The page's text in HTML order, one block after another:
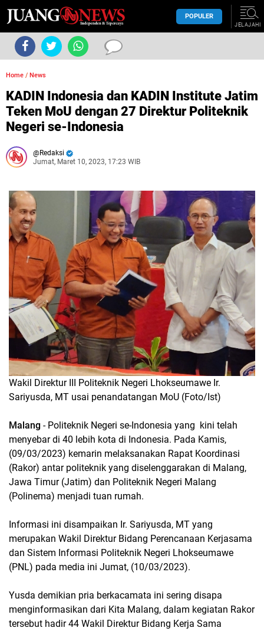
POPULER
JELAJAHI
Home / News
KADIN Indonesia dan KADIN Institute Jatim
Teken MoU dengan 27 Direktur Politeknik
Negeri se-Indonesia
Redaksi
Jumat, Maret 10, 2023, 17:23 WIB
Wakil Direktur III Politeknik Negeri Lhokseumawe Ir.
Sariyusda, MT usai penandatangan MoU (Foto/Ist)
Malang - Politeknik Negeri se-Indonesia yang kini telah
menyebar di 40 lebih kota di Indonesia. Pada Kamis,
(09/03/2023) kemarin melaksanakan Rapat Koordinasi
(Rakor) antar politeknik yang diselenggarakan di Malang,
Jawa Timur (Jatim) dan Politeknik Negeri Malang
(Polinema) menjadi tuan rumah.
Informasi ini disampaikan Ir. Sariyusda, MT yang
merupakan Wakil Direktur Bidang Perencanaan Kerjasama
dan Sistem Informasi Politeknik Negeri Lhokseumawe
(PNL) pada media ini Jumat, (10/03/2023).
Yusda demikian pria berkacamata ini sering disapa
menginformasikan dari Kita Malang, dalam kegiatan Rakor
tersebut hadir 44 Wakil Direktur Bidang Kerja Sama